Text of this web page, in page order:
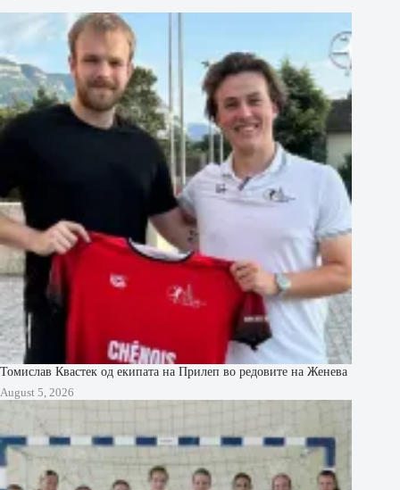
Томислав Квастек од екипата на Прилеп во редовите на Женева
August 5, 2026